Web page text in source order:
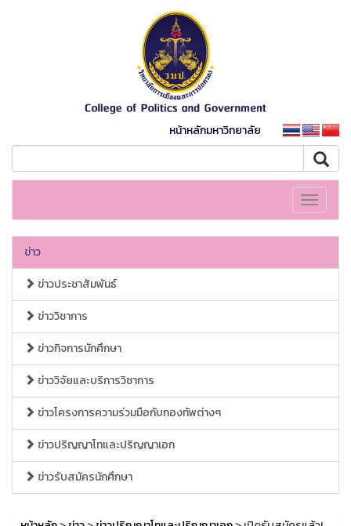
หน้าหลักมหาวิทยาลัย
Toggle
ข่าว
ข่าวประชาสัมพันธ์
ข่าววิชาการ
ข่าวกิจการนักศึกษา
ข่าววิจัยและบริการวิชาการ
ข่าวโครงการความร่วมมือกับกองทัพต่างๆ
ข่าวปริญญาโทและปริญญาเอก
ข่าวรับสมัครนักศึกษา